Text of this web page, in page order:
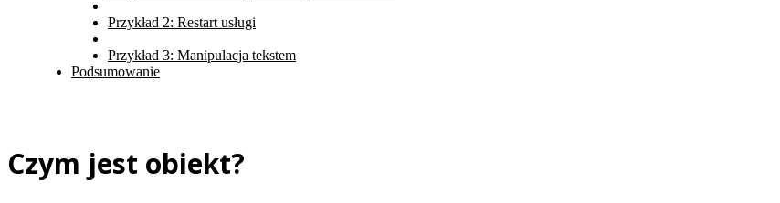
Przykład 2: Restart usługi
Przykład 3: Manipulacja tekstem
Podsumowanie
Czym jest obiekt?